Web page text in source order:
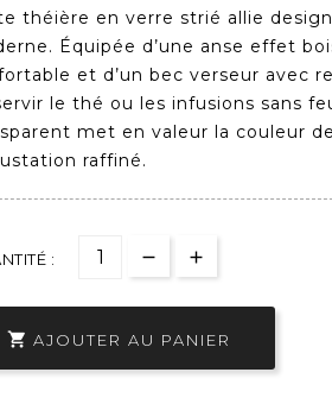
théière en verre strié allie
Équipée d’une anse effet
et d’un bec verseur avec
le thé ou les infusions sans
met en valeur la couleur
raffiné.
:
 AJOUTER AU PANIER